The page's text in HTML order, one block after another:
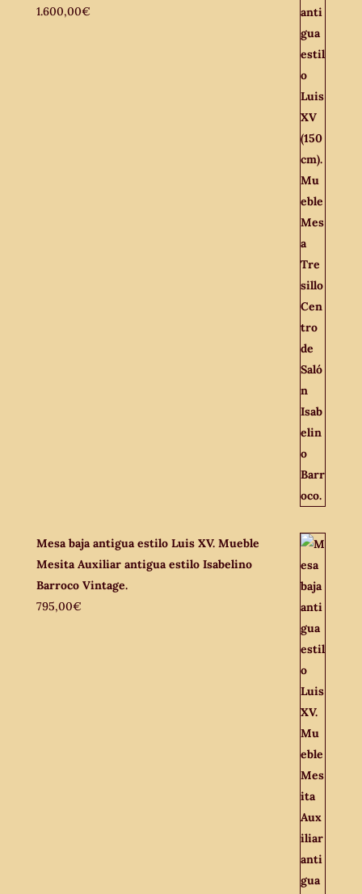
1.600,00€
Mesa baja antigua estilo Luis XV. Mueble
Mesita Auxiliar antigua estilo Isabelino
Barroco Vintage.
795,00€